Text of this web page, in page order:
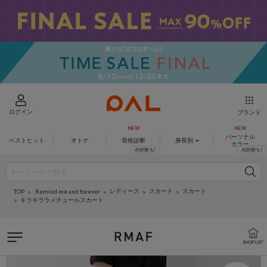
ログイン ブランド
ベストヒット オトナ 骨格診断 身長別
パーソナル
カラー
TOP Remind me and forever レディース スカート
スカート
キラキララメチュールスカート